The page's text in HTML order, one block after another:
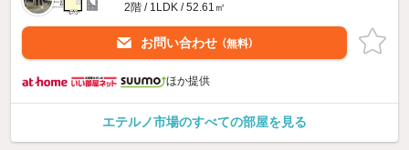
2階 / 1LDK / 52.61㎡
お問い合わせ （無料）
ほか提供
エテルノ市場のすべての部屋を見る